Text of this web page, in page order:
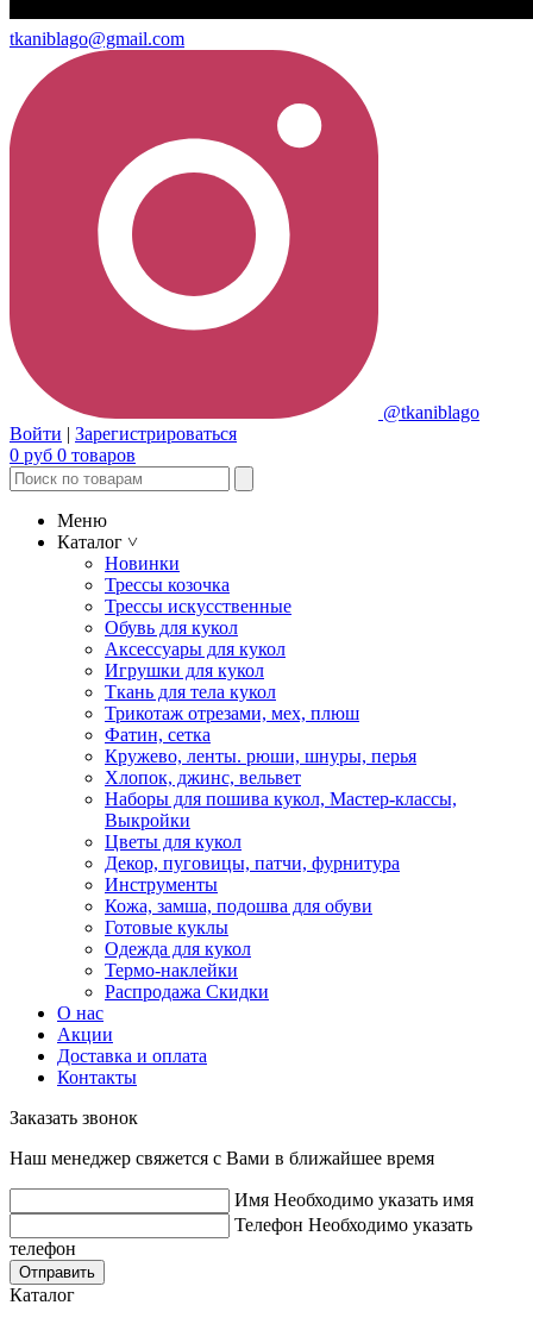
tkaniblago@gmail.com
@tkaniblago
Войти | Зарегистрироваться
0 руб 0 товаров
Меню
Каталог ˅
Новинки
Трессы козочка
Трессы искусственные
Обувь для кукол
Аксессуары для кукол
Игрушки для кукол
Ткань для тела кукол
Трикотаж отрезами, мех, плюш
Фатин, сетка
Кружево, ленты. рюши, шнуры, перья
Хлопок, джинс, вельвет
Наборы для пошива кукол, Мастер-классы,
Выкройки
Цветы для кукол
Декор, пуговицы, патчи, фурнитура
Инструменты
Кожа, замша, подошва для обуви
Готовые куклы
Одежда для кукол
Термо-наклейки
Распродажа Скидки
О нас
Акции
Доставка и оплата
Контакты
Заказать звонок
Наш менеджер свяжется с Вами в ближайшее время
Имя Необходимо указать имя
Телефон Необходимо указать
телефон
Отправить
Каталог